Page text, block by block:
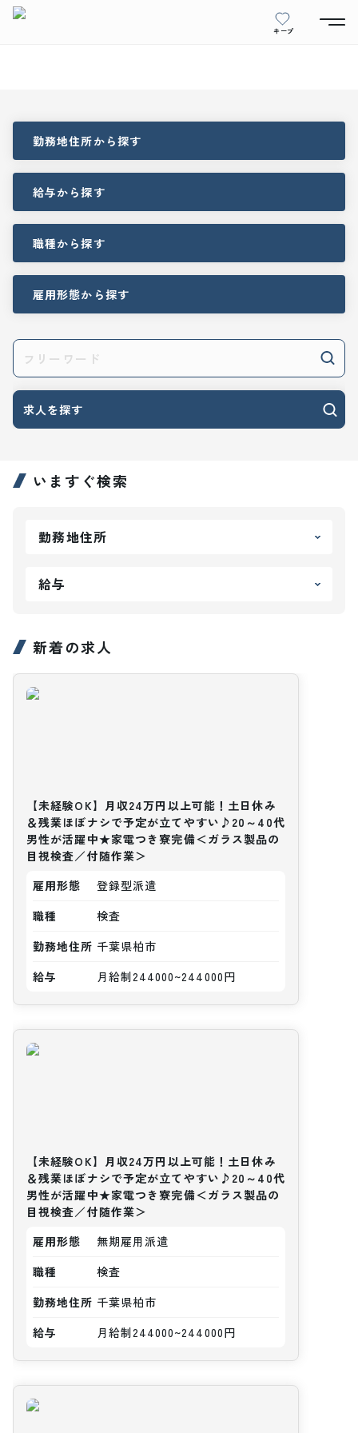
キープ
勤務地住所から探す
給与から探す
職種から探す
雇用形態から探す
求人を探す
いますぐ検索
勤務地住所
給与
新着の求人
【未経験OK】月収24万円以上可能！土日休み
＆残業ほぼナシで予定が立てやすい♪20～40代
男性が活躍中★家電つき寮完備＜ガラス製品の
目視検査／付随作業＞
雇用形態
登録型派遣
職種
検査
勤務地住所 千葉県柏市
給与
月給制244000~244000円
【未経験OK】月収24万円以上可能！土日休み
＆残業ほぼナシで予定が立てやすい♪20～40代
男性が活躍中★家電つき寮完備＜ガラス製品の
目視検査／付随作業＞
雇用形態
無期雇用派遣
職種
検査
勤務地住所 千葉県柏市
給与
月給制244000~244000円